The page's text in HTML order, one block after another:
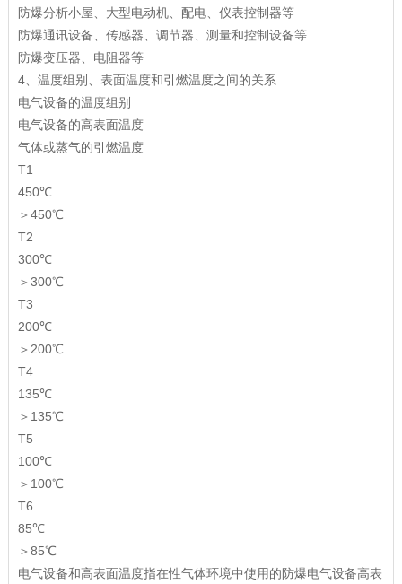
防爆分析小屋、大型电动机、配电、仪表控制器等
防爆通讯设备、传感器、调节器、测量和控制设备等
防爆变压器、电阻器等
4、温度组别、表面温度和引燃温度之间的关系
电气设备的温度组别
电气设备的高表面温度
气体或蒸气的引燃温度
T1
450℃
＞450℃
T2
300℃
＞300℃
T3
200℃
＞200℃
T4
135℃
＞135℃
T5
100℃
＞100℃
T6
85℃
＞85℃
电气设备和高表面温度指在性气体环境中使用的防爆电气设备高表